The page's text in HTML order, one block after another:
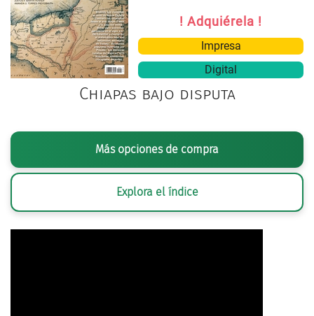
! Adquiérela !
Impresa
Digital
Chiapas bajo disputa
Más opciones de compra
Explora el índice